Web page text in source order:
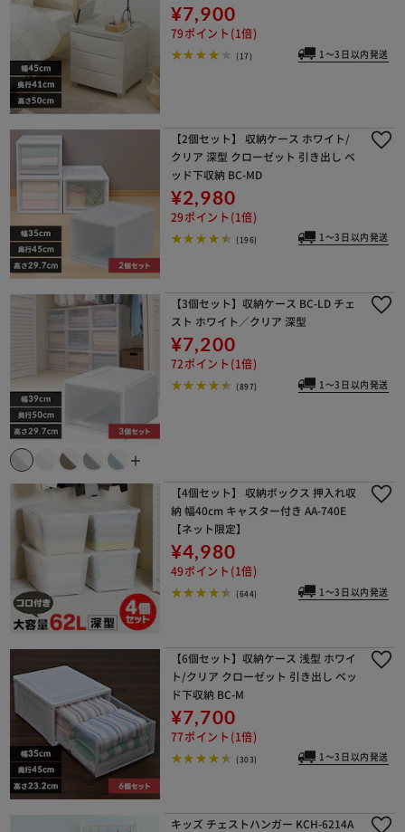
¥7,900
79ポイント(1倍)
(17) 1～3日以内発送
【2個セット】 収納ケース ホワイト/
クリア 深型 クローゼット 引き出し ベ
ッド下収納 BC-MD
¥2,980
29ポイント(1倍)
(196) 1～3日以内発送
＋
【3個セット】収納ケース BC-LD チェ
スト ホワイト／クリア 深型
¥7,200
72ポイント(1倍)
(897) 1～3日以内発送
【4個セット】 収納ボックス 押入れ収
納 幅40cm キャスター付き AA-740E
【ネット限定】
¥4,980
49ポイント(1倍)
(644) 1～3日以内発送
【6個セット】収納ケース 浅型 ホワイ
ト/クリア クローゼット 引き出し ベッ
ド下収納 BC-M
¥7,700
77ポイント(1倍)
(303) 1～3日以内発送
キッズ チェストハンガー KCH-6214A